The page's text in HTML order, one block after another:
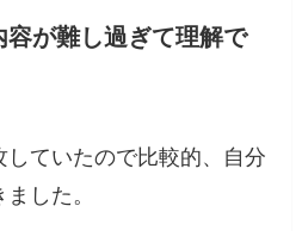
が難し過ぎて理解で
ていたので比較的、自分
した。